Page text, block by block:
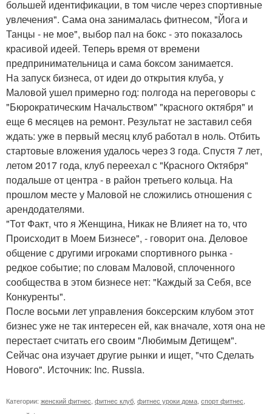
большей идентификации, в том числе через спортивные
увлечения". Сама она занималась фитнесом, "Йога и
Танцы - не мое", выбор пал на бокс - это показалось
красивой идеей. Теперь время от времени
предпринимательница и сама боксом занимается.
На запуск бизнеса, от идеи до открытия клуба, у
Маловой ушел примерно год: полгода на переговоры с
"Бюрократическим Начальством" "красного октября" и
еще 6 месяцев на ремонт. Результат не заставил себя
ждать: уже в первый месяц клуб работал в ноль. Отбить
стартовые вложения удалось через 3 года. Спустя 7 лет,
летом 2017 года, клуб переехал с "Красного Октября"
подальше от центра - в район третьего кольца. На
прошлом месте у Маловой не сложились отношения с
арендодателями.
"Тот Факт, что я Женщина, Никак не Влияет на то, что
Происходит в Моем Бизнесе", - говорит она. Деловое
общение с другими игроками спортивного рынка -
редкое событие; по словам Маловой, сплоченного
сообщества в этом бизнесе нет: "Каждый за Себя, все
Конкуренты".
После восьми лет управления боксерским клубом этот
бизнес уже не так интересен ей, как вначале, хотя она не
перестает считать его своим "Любимым Детищем".
Сейчас она изучает другие рынки и ищет, "что Сделать
Нового". Источник: Inc. Russia.
Категории: женский фитнес, фитнес клуб, фитнес уроки дома, спорт фитнес,